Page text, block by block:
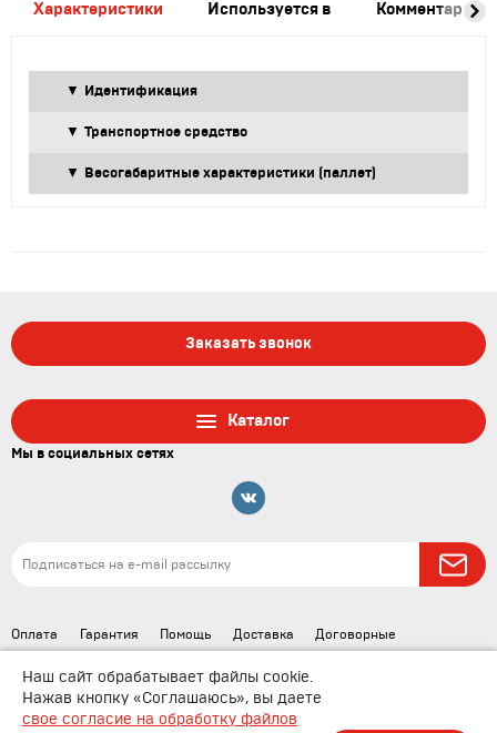
Характеристики Используется в Комментарии
Идентификация
Транспортное средство
Весогабаритные характеристики (паллет)
Заказать звонок
Каталог
Мы в социальных сетях
Оплата Гарантия Помощь Доставка
Договорные
документы
Наш сайт обрабатывает файлы cookie.
Нажав кнопку «Соглашаюсь», вы даете
свое согласие на обработку файлов